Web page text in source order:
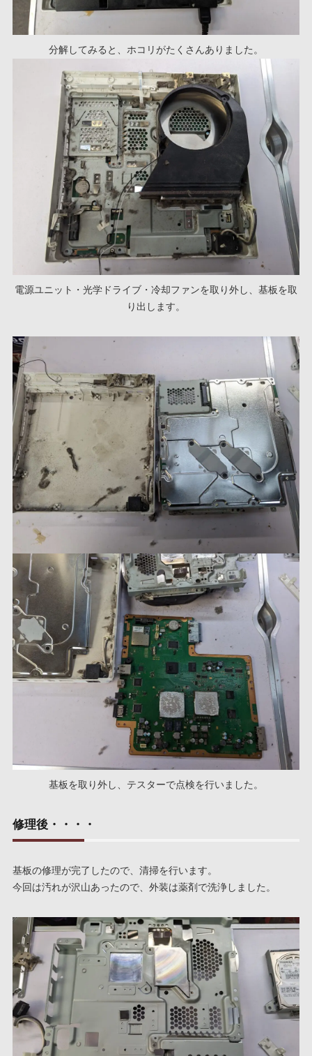
分解してみると、ホコリがたくさんありました。
電源ユニット・光学ドライブ・冷却ファンを取り外し、基板を取
り出します。
基板を取り外し、テスターで点検を行いました。
修理後・・・・
基板の修理が完了したので、清掃を行います。
今回は汚れが沢山あったので、外装は薬剤で洗浄しました。